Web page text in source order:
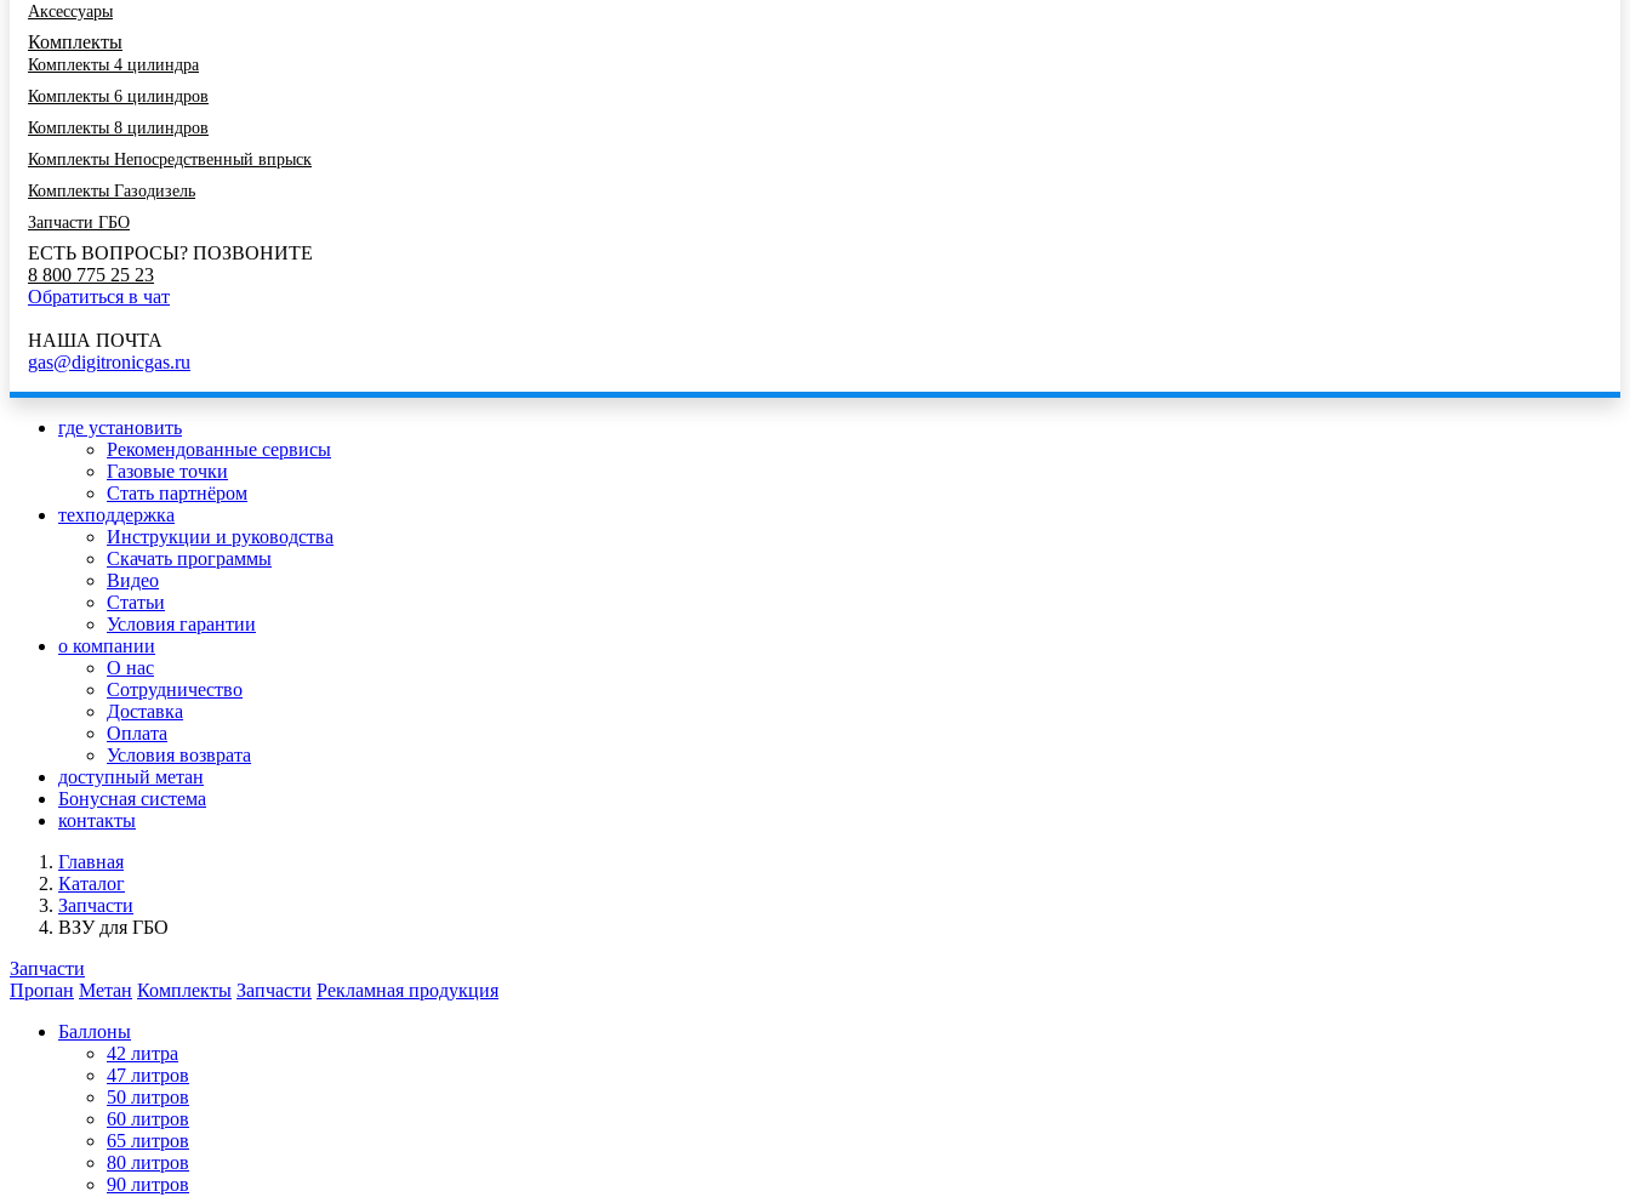
Аксессуары
Комплекты
Комплекты 4 цилиндра
Комплекты 6 цилиндров
Комплекты 8 цилиндров
Комплекты Непосредственный впрыск
Комплекты Газодизель
Запчасти ГБО
ЕСТЬ ВОПРОСЫ? ПОЗВОНИТЕ
8 800 775 25 23
Обратиться в чат
НАША ПОЧТА
gas@digitronicgas.ru
где установить
Рекомендованные сервисы
Газовые точки
Стать партнёром
техподдержка
Инструкции и руководства
Скачать программы
Видео
Статьи
Условия гарантии
о компании
О нас
Сотрудничество
Доставка
Оплата
Условия возврата
доступный метан
Бонусная система
контакты
Главная
Каталог
Запчасти
ВЗУ для ГБО
Запчасти
Пропан Метан Комплекты Запчасти Рекламная продукция
Баллоны
42 литра
47 литров
50 литров
60 литров
65 литров
80 литров
90 литров